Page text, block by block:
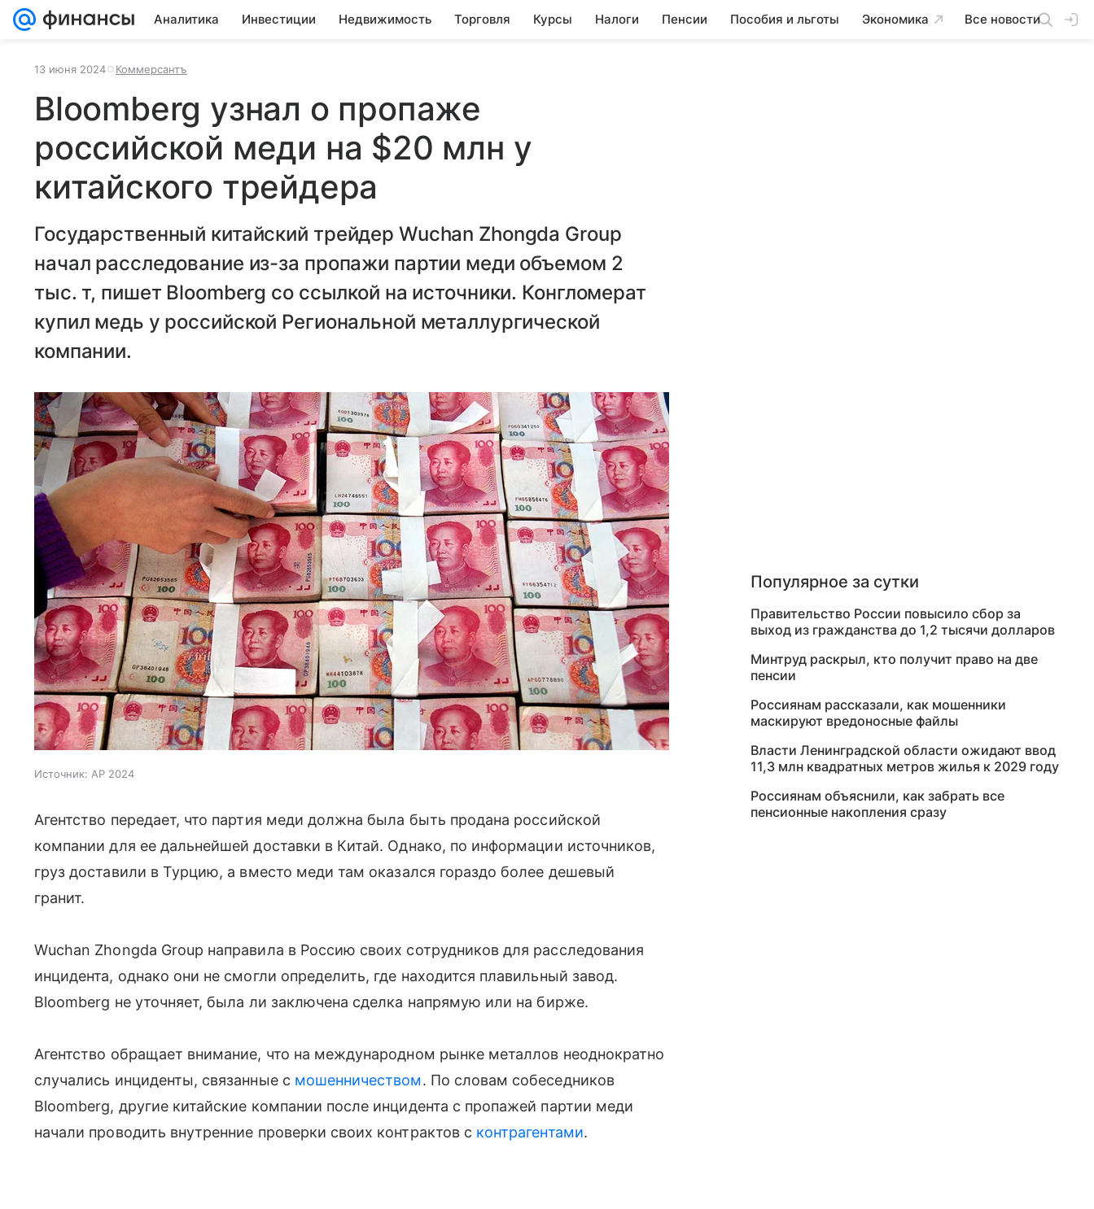
Аналитика Инвестиции Недвижимость Торговля Курсы Налоги Пенсии Пособия и льготы Экономика Все новости
13 июня 2024 Коммерсантъ
Bloomberg узнал о пропаже
российской меди на $20 млн у
китайского трейдера
Государственный китайский трейдер Wuchan Zhongda Group
начал расследование из-за пропажи партии меди объемом 2
тыс. т, пишет Bloomberg со ссылкой на источники. Конгломерат
купил медь у российской Региональной металлургической
компании.
Источник: AP 2024
Агентство передает, что партия меди должна была быть продана российской
компании для ее дальнейшей доставки в Китай. Однако, по информации источников,
груз доставили в Турцию, а вместо меди там оказался гораздо более дешевый
гранит.
Wuchan Zhongda Group направила в Россию своих сотрудников для расследования
инцидента, однако они не смогли определить, где находится плавильный завод.
Bloomberg не уточняет, была ли заключена сделка напрямую или на бирже.
Агентство обращает внимание, что на международном рынке металлов неоднократно
случались инциденты, связанные с мошенничеством. По словам собеседников
Bloomberg, другие китайские компании после инцидента с пропажей партии меди
начали проводить внутренние проверки своих контрактов с контрагентами.
Популярное за сутки
Правительство России повысило сбор за
выход из гражданства до 1,2 тысячи долларов
Минтруд раскрыл, кто получит право на две
пенсии
Россиянам рассказали, как мошенники
маскируют вредоносные файлы
Власти Ленинградской области ожидают ввод
11,3 млн квадратных метров жилья к 2029 году
Россиянам объяснили, как забрать все
пенсионные накопления сразу